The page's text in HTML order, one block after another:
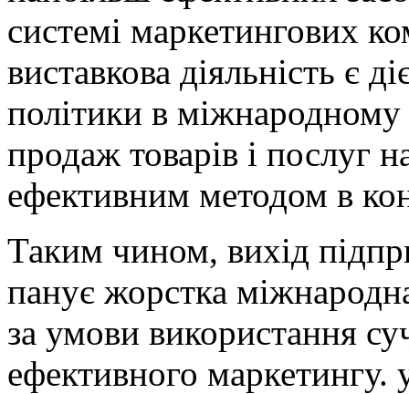
системі маркетингових
виставкова діяльність є
політики в
продаж товарів і послуг
ефективним методом в
Таким чином, вихід
панує жорстка
за умови використання
ефективного маркетингу.